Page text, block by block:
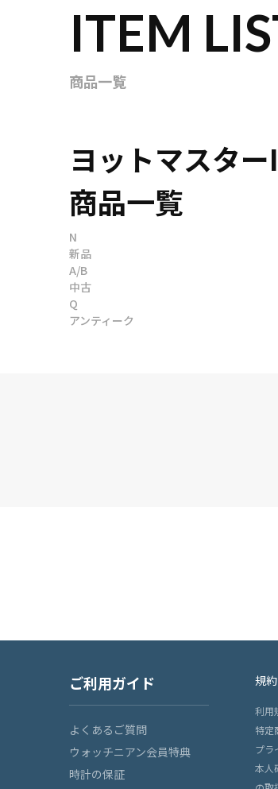
ITEM
商品一覧
ヨットマスタ
商品一覧
N
新品
A/B
中古
Q
アンティーク
ご利用ガイド
よくあるご質問
ウォッチニアン会員特典
時計の保証
規
利用
特定
プラ
本人